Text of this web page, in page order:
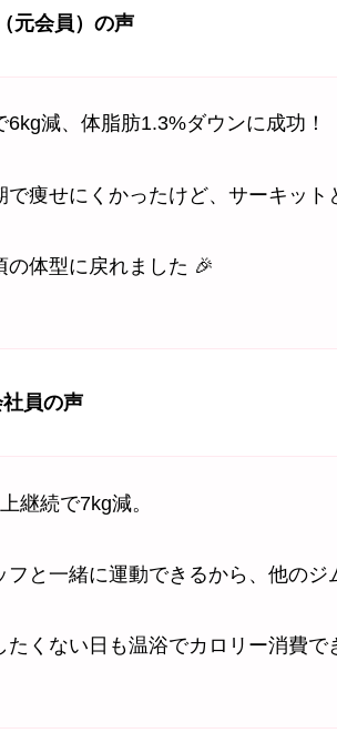
元会員）の声
6kg減、体脂肪1.3%ダウンに成功！
で痩せにくかったけど、サーキット
の体型に戻れました 🎉
員の声
継続で7kg減。
フと一緒に運動できるから、他のジ
たくない日も温浴でカロリー消費